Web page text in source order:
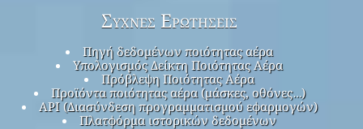
Συχνές Ερωτήσεις
Πηγή δεδομένων ποιότητας αέρα
Υπολογισμός Δείκτη Ποιότητας Αέρα
Πρόβλεψη Ποιότητας Αέρα
Προϊόντα ποιότητας αέρα (μάσκες, οθόνες…)
API (Διασύνδεση προγραμματισμού εφαρμογών)
Πλατφόρμα ιστορικών δεδομένων